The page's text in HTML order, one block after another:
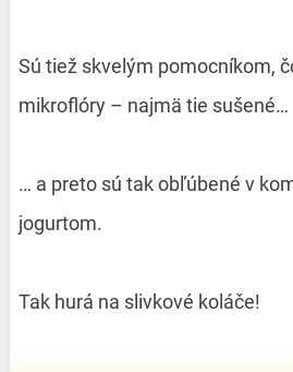
Sú tiež skvelým pomocníkom,
mikroflóry – najmä tie sušené…
… a preto sú tak obľúbené v
jogurtom.
Tak hurá na slivkové koláče!